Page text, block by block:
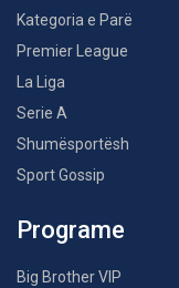
Kategoria e Parë
Premier League
La Liga
Serie A
Shumësportësh
Sport Gossip
Programe
Big Brother VIP